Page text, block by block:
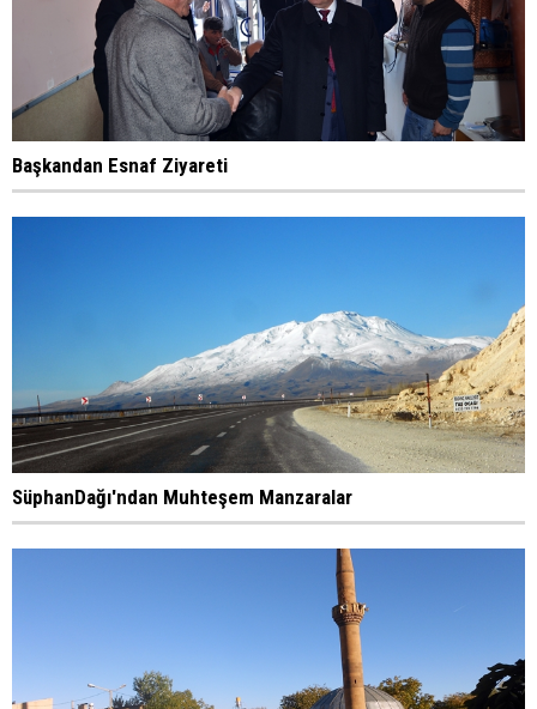
Başkandan Esnaf Ziyareti
SüphanDağı'ndan Muhteşem Manzaralar